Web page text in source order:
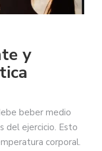
y
beber medio
del ejercicio. Esto
corporal.